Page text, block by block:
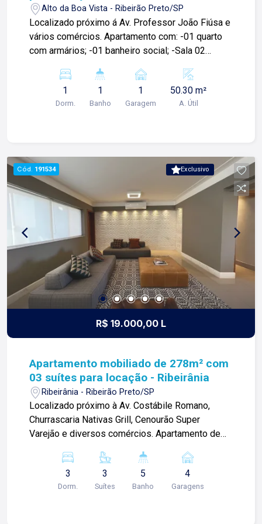
Lago Locação - Rua Barão do Amazonas, 1700 e
Lago Administrativo/Cadastro - Rua Altino
Arantes, 644.
Alto da Boa Vista - Ribeirão Preto/SP
Localizado próximo á Av. Professor João Fiúsa e
vários comércios. Apartamento com: -01 quarto
com armários; -01 banheiro social; -Sala 02
de serviços; -01 vaga de garagem; Para mais
informações e agendar visita, entre em contato.
Lago Imóveis - Desde 1987 construindo
1
Dorm.
1
Banho
1
Garagem
50.30 m²
A. Útil
Exclusivo
Cód. 191534
R$ 19.000,00 L
Apartamento mobiliado de 278m² com
03 suítes para locação - Ribeirânia
Ribeirânia - Ribeirão Preto/SP
Localizado próximo à Av. Costábile Romano,
Churrascaria Nativas Grill, Cenourão Super
Varejão e diversos comércios. Apartamento de
ambientes; -01 lavabo; -Cozinha planejada com
despensa; -Área de serviços com banheiro; -01
quarto de despejo; -04 vagas de garagem; Para
3
Dorm.
3
Suítes
5
Banho
4
Garagens